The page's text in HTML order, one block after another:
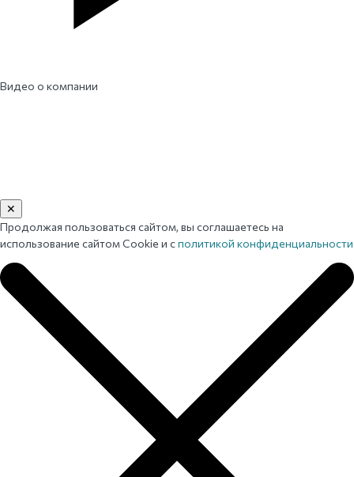
Видео о компании
✕
Продолжая пользоваться сайтом, вы соглашаетесь на
использование сайтом Cookie и сполитикой конфиденциальности